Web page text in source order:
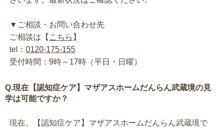
▼ご相談・お問い合わせ先
ご相談は【 こちら 】
tel： 0120-175-155
受付時間：9時～17時（平日・日曜）
Q.現在【認知症ケア】マザアスホームだんらん武蔵境の見
学は可能ですか？
現在、【認知症ケア】マザアスホームだんらん武蔵境で